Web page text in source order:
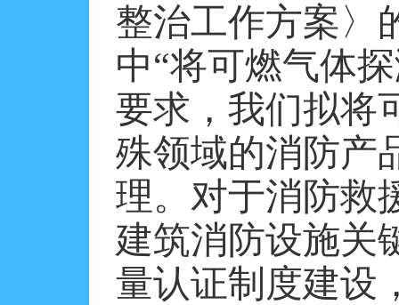
整治工作方案〉
中“将可燃气体
要求，我们拟将
殊领域的消防产
理。对于消防救
建筑消防设施关
量认证制度建设